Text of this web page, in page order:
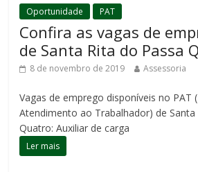
Oportunidade PAT
Confira as vagas de
de Santa Rita do Passa
8 de novembro de 2019 Assessoria
Vagas de emprego disponíveis no PAT
Atendimento ao Trabalhador) de Santa
Quatro: Auxiliar de carga
Ler mais